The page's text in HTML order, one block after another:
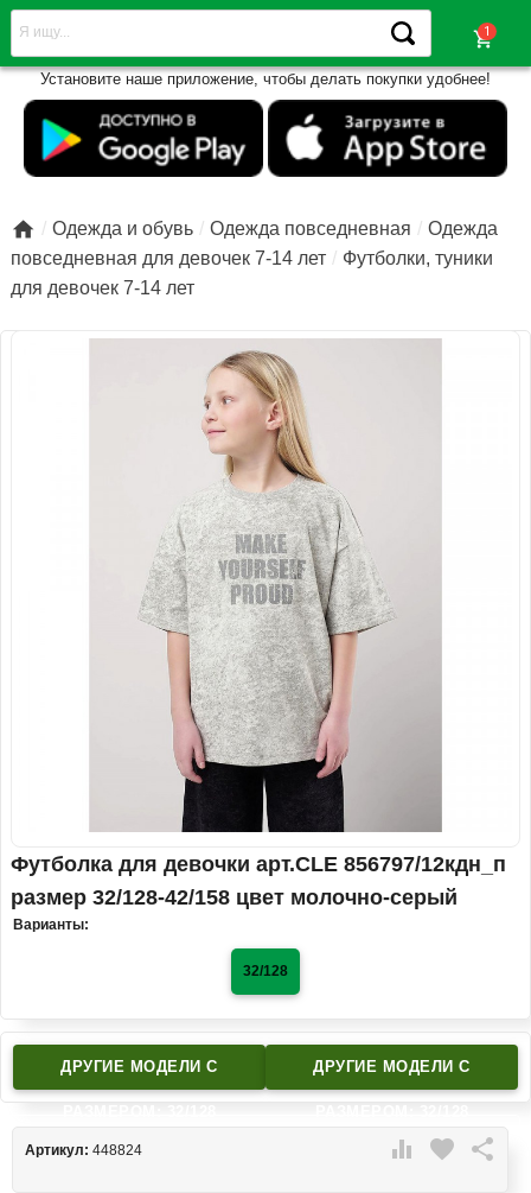
shopping_cart
Установите наше приложение, чтобы делать покупки удобнее!
 Одежда и обувь Одежда повседневная
Одежда
повседневная для девочек 7-14 лет
Футболки, туники
для девочек 7-14 лет
Футболка для девочки арт.CLE 856797/12кдн_п
размер 32/128-42/158 цвет молочно-серый
Варианты:
32/128
ДРУГИЕ МОДЕЛИ C ДРУГИЕ МОДЕЛИ C
 favorite 
Артикул: 448824